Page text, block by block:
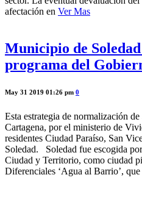
afectación en Ver Mas
Municipio de
programa del
May 31 2019 01:26 pm 0
Esta estrategia de normalización
Cartagena, por el ministerio de
residentes Ciudad Paraíso, San
Soledad. Soledad fue escogida
Ciudad y Territorio, como ciudad
Diferenciales ‘Agua al Barrio’, que